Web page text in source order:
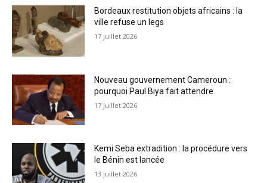
Bordeaux restitution objets africains : la
ville refuse un legs
17 juillet 2026
Nouveau gouvernement Cameroun :
pourquoi Paul Biya fait attendre
17 juillet 2026
Kemi Seba extradition : la procédure vers
le Bénin est lancée
13 juillet 2026